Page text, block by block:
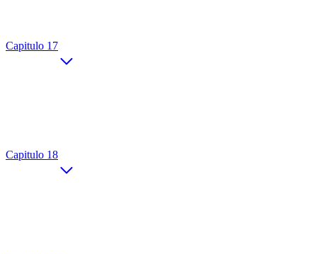
Capitulo 17
Capitulo 18